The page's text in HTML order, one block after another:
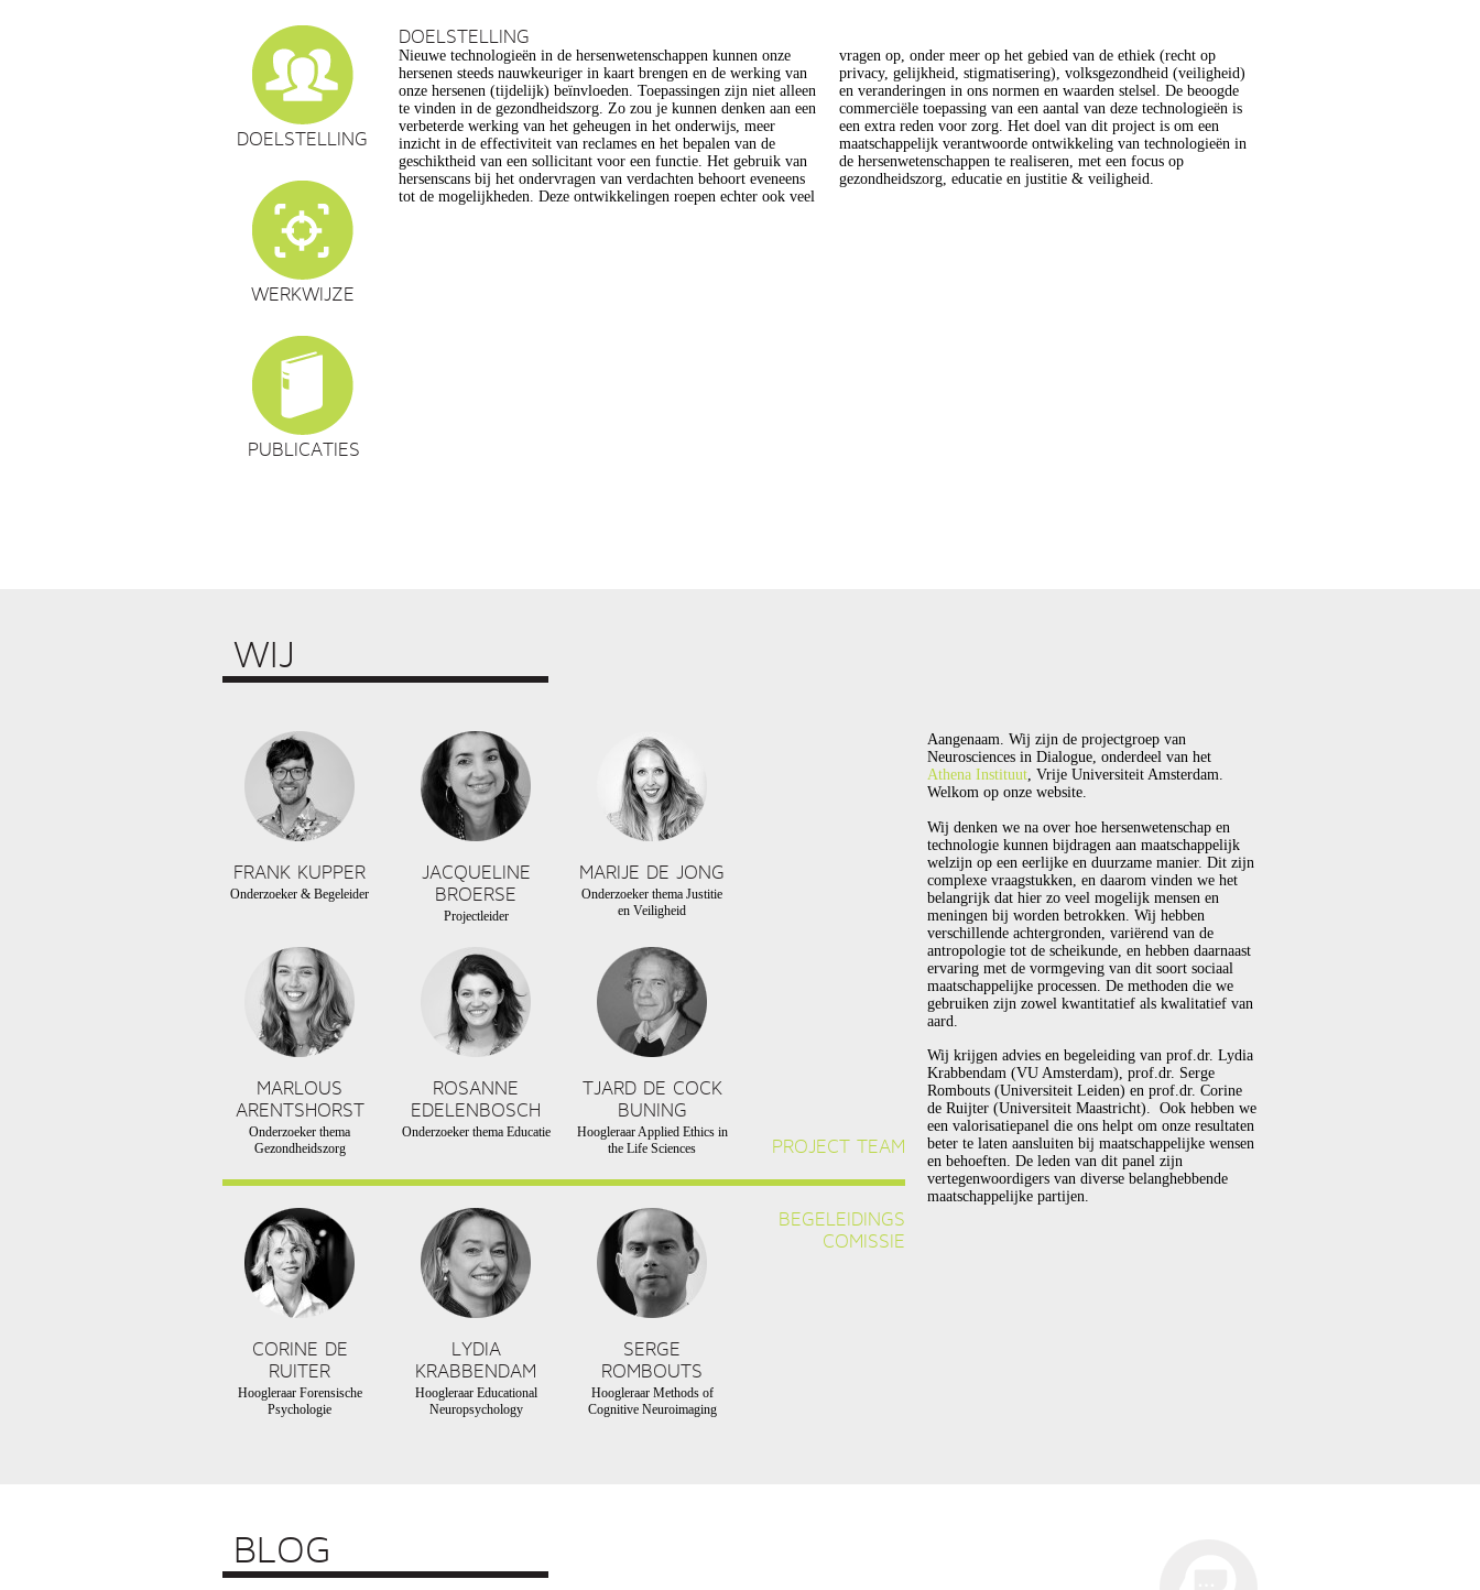
DOELSTELLING
WERKWIJZE
PUBLICATIES
DOELSTELLING
Nieuwe technologieën in de hersenwetenschappen kunnen onze
hersenen steeds nauwkeuriger in kaart brengen en de werking van
onze hersenen (tijdelijk) beïnvloeden. Toepassingen zijn niet alleen
te vinden in de gezondheidszorg. Zo zou je kunnen denken aan een
verbeterde werking van het geheugen in het onderwijs, meer
inzicht in de effectiviteit van reclames en het bepalen van de
geschiktheid van een sollicitant voor een functie. Het gebruik van
hersenscans bij het ondervragen van verdachten behoort eveneens
tot de mogelijkheden. Deze ontwikkelingen roepen echter ook veel
vragen op, onder meer op het gebied van de ethiek (recht op
privacy, gelijkheid, stigmatisering), volksgezondheid (veiligheid)
en veranderingen in ons normen en waarden stelsel. De beoogde
commerciële toepassing van een aantal van deze technologieën is
een extra reden voor zorg. Het doel van dit project is om een
maatschappelijk verantwoorde ontwikkeling van technologieën in
de hersenwetenschappen te realiseren, met een focus op
gezondheidszorg, educatie en justitie & veiligheid.
WIJ
FRANK KUPPER
Onderzoeker & Begeleider
JACQUELINE
BROERSE
Projectleider
MARIJE DE JONG
Onderzoeker thema Justitie
en Veiligheid
MARLOUS
ARENTSHORST
Onderzoeker thema
Gezondheidszorg
ROSANNE
EDELENBOSCH
Onderzoeker thema Educatie
TJARD DE COCK
BUNING
Hoogleraar Applied Ethics in
the Life Sciences
PROJECT TEAM
CORINE DE
RUITER
Hoogleraar Forensische
Psychologie
LYDIA
KRABBENDAM
Hoogleraar Educational
Neuropsychology
SERGE
ROMBOUTS
Hoogleraar Methods of
Cognitive Neuroimaging
BEGELEIDINGS
COMISSIE
Aangenaam. Wij zijn de projectgroep van
Neurosciences in Dialogue, onderdeel van het
Athena Instituut, Vrije Universiteit Amsterdam.
Welkom op onze website.
Wij denken we na over hoe hersenwetenschap en
technologie kunnen bijdragen aan maatschappelijk
welzijn op een eerlijke en duurzame manier. Dit zijn
complexe vraagstukken, en daarom vinden we het
belangrijk dat hier zo veel mogelijk mensen en
meningen bij worden betrokken. Wij hebben
verschillende achtergronden, variërend van de
antropologie tot de scheikunde, en hebben daarnaast
ervaring met de vormgeving van dit soort sociaal
maatschappelijke processen. De methoden die we
gebruiken zijn zowel kwantitatief als kwalitatief van
aard.
Wij krijgen advies en begeleiding van prof.dr. Lydia
Krabbendam (VU Amsterdam), prof.dr. Serge
Rombouts (Universiteit Leiden) en prof.dr. Corine
de Ruijter (Universiteit Maastricht). Ook hebben we
een valorisatiepanel die ons helpt om onze resultaten
beter te laten aansluiten bij maatschappelijke wensen
en behoeften. De leden van dit panel zijn
vertegenwoordigers van diverse belanghebbende
maatschappelijke partijen.
BLOG